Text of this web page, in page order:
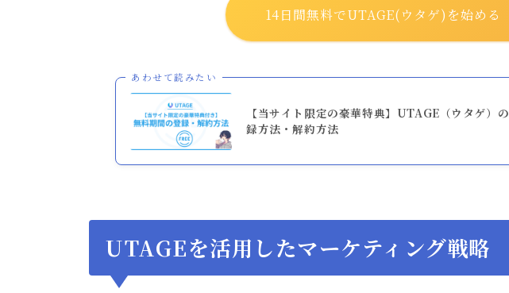
14日間無料でUTAGE(ウタゲ)を始める
あわせて読みたい
【当サイト限定の豪華特典】UTAGE（ウタゲ）
録方法・解約方法
UTAGEを活用したマーケティング戦略